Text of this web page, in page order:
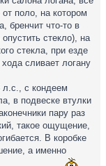
поло, на котором
бренчит что-то в
стекло), на
стекла, при езде
сливает логану
л.с., с кондеем
в подвеске втулки
пару раз
такое ощущение,
В коробке
а именно